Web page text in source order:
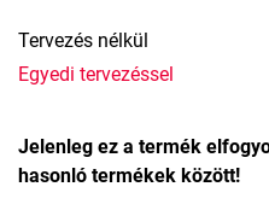
Tervezés nélkül
Egyedi tervezéssel
Jelenleg ez a termék
hasonló termékek között!